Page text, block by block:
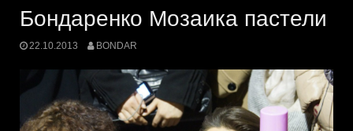
Бондаренко Мозаика пастели
22.10.2013 BONDAR